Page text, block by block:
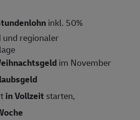
inkl. 50%
und regionaler
im November
in Vollzeit starten,